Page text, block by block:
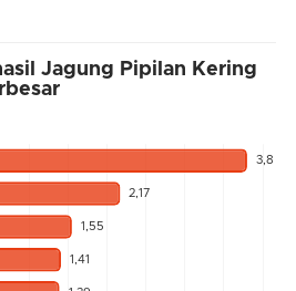
Jagung Pipilan Kering